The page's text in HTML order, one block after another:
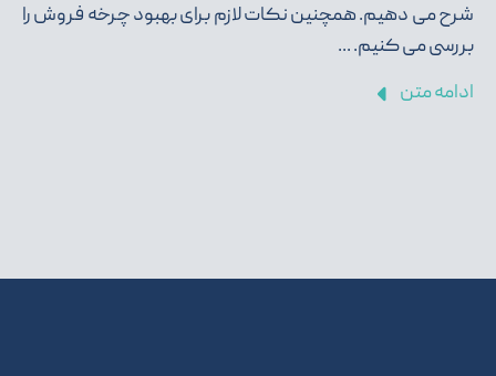
شرح می دهیم. همچنین نکات لازم برای بهبود چرخه فروش را
بررسی می کنیم. ...
ادامه متن